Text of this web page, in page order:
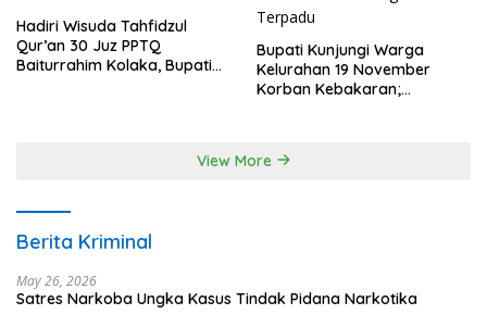
Hadiri Wisuda Tahfidzul
Qur’an 30 Juz PPTQ
Baiturrahim Kolaka, Bupati
Bupati Kunjungi Warga
Kelurahan 19 November
Korban Kebakaran;
View More
Berita Kriminal
May 26, 2026
Satres Narkoba Ungka Kasus Tindak Pidana Narkotika